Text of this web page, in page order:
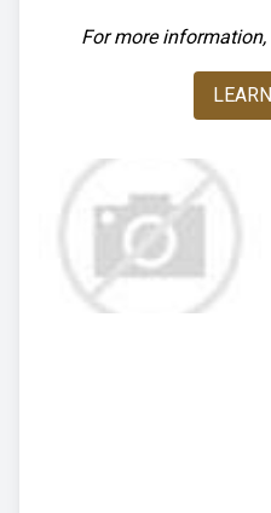
For more